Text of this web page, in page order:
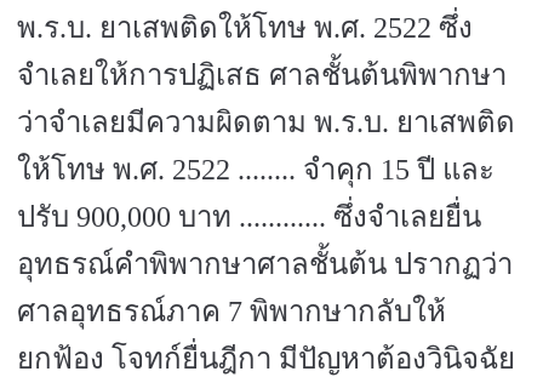
พ.ร.บ. ยาเสพติดให้โทษ พ.ศ. 2522ซึ่ง
จำเลยให้การปฏิเสธ ศาลชั้นต้นพิพากษา
ว่าจำเลยมีความผิดตาม พ.ร.บ. ยาเสพติด
ให้โทษ พ.ศ. 2522 ........ จำคุก 15ปี และ
ปรับ900,000 บาท ............ ซึ่งจำเลยยื่น
อุทธรณ์คำพิพากษาศาลชั้นต้น ปรากฏว่า
ศาลอุทธรณ์ภาค 7พิพากษากลับให้
ยกฟ้อง โจทก์ยื่นฎีกา มีปัญหาต้องวินิจฉัย